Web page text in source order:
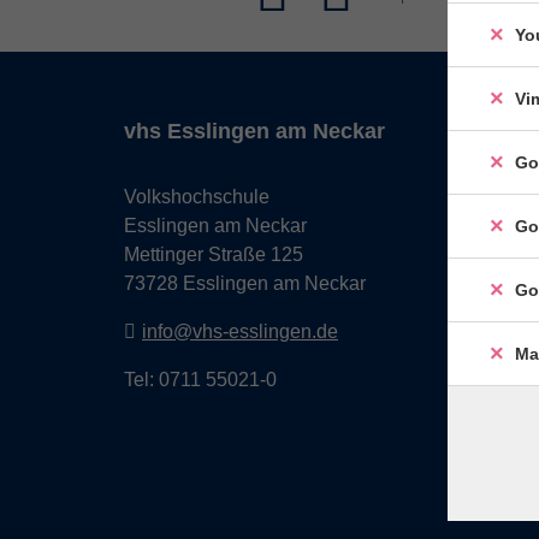
vhs Esslingen am Neckar
Volkshochschule
Esslingen am Neckar
Mettinger Straße 125
73728 Esslingen am Neckar
info@vhs-esslingen.de
Tel: 0711 55021-0